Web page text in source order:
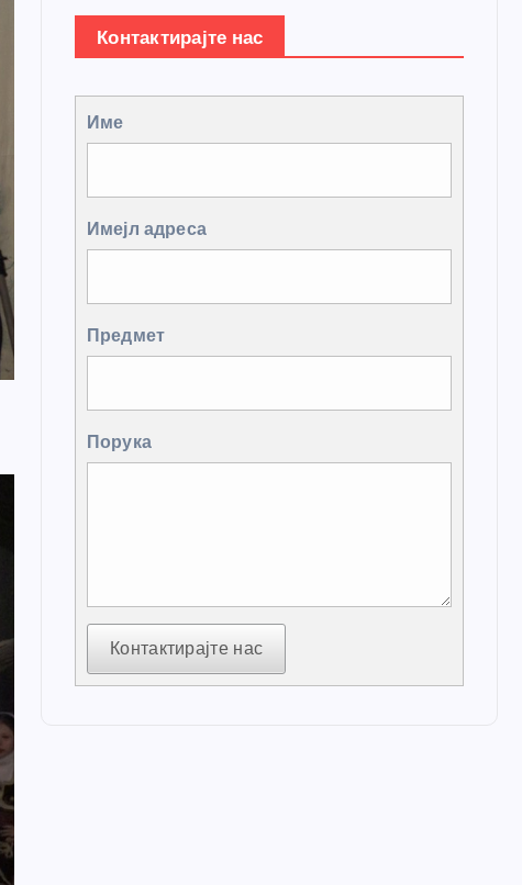
Контактирајте нас
Име
Имејл адреса
Предмет
Порука
Контактирајте нас